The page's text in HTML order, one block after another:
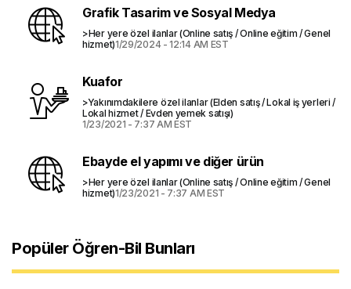
Grafik Tasarim ve Sosyal Medya
>Her yere özel ilanlar (Online satış / Online eğitim / Genel
hizmet)1/29/2024 - 12:14 AM EST
Kuafor
>Yakınımdakilere özel ilanlar (Elden satış / Lokal iş yerleri /
Lokal hizmet / Evden yemek satışı)
1/23/2021 - 7:37 AM EST
Ebayde el yapımı ve diğer ürün
>Her yere özel ilanlar (Online satış / Online eğitim / Genel
hizmet)1/23/2021 - 7:37 AM EST
Popüler Öğren-Bil Bunları